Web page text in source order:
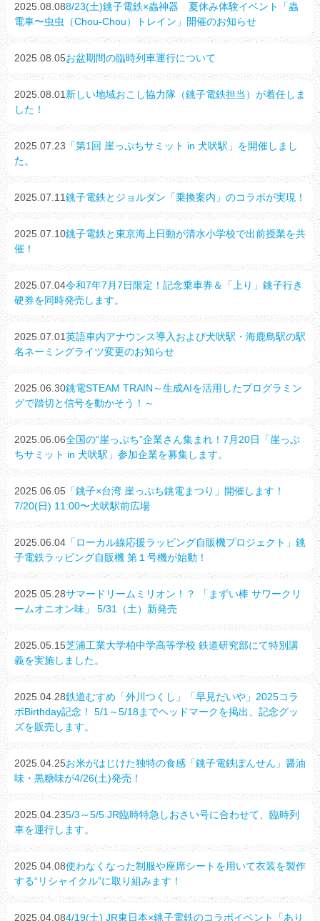
2025.08.088/23(土)銚子電鉄×蟲神器 夏休み体験イベント「蟲
電車〜虫虫（Chou-Chou）トレイン」開催のお知らせ
2025.08.05お盆期間の臨時列車運行について
2025.08.01新しい地域おこし協力隊（銚子電鉄担当）が着任しま
した！
2025.07.23 「第1回 崖っぷちサミット in 犬吠駅」を開催しまし
た。
2025.07.11銚子電鉄とジョルダン「乗換案内」のコラボが実現！
2025.07.10銚子電鉄と東京海上日動が清水小学校で出前授業を共
催！
2025.07.04令和7年7月7日限定！記念乗車券＆「上り」銚子行き
硬券を同時発売します。
2025.07.01英語車内アナウンス導入および犬吠駅・海鹿島駅の駅
名ネーミングライツ変更のお知らせ
2025.06.30銚電STEAM TRAIN～生成AIを活用したプログラミン
グで踏切と信号を動かそう！～
2025.06.06全国の“崖っぷち”企業さん集まれ！7月20日「崖っぷ
ちサミット in 犬吠駅」参加企業を募集します。
2025.06.05 「銚子×台湾 崖っぷち銚電まつり」開催します！
7/20(日) 11:00〜犬吠駅前広場
2025.06.04 「ローカル線応援ラッピング自販機プロジェクト」銚
子電鉄ラッピング自販機 第１号機が始動！
2025.05.28サマードリームミリオン！？ 「まずい棒 サワークリ
ームオニオン味」 5/31（土）新発売
2025.05.15芝浦工業大学柏中学高等学校 鉄道研究部にて特別講
義を実施しました。
2025.04.28鉄道むすめ「外川つくし」「早見だいや」2025コラ
ボBirthday記念！ 5/1～5/18までヘッドマークを掲出、記念グッ
ズを販売します。
2025.04.25お米がはじけた独特の食感「銚子電鉄ぽんせん」醤油
味・黒糖味が4/26(土)発売！
2025.04.235/3～5/5 JR臨時特急しおさい号に合わせて、臨時列
車を運行します。
2025.04.08使わなくなった制服や座席シートを用いて衣装を製作
する“リシャイクル”に取り組みます！
2025.04.084/19(土) JR東日本×銚子電鉄のコラボイベント「あり